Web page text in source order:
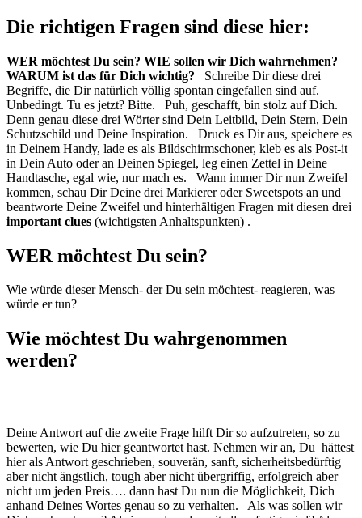
Die richtigen Fragen sind diese hier:
WER möchtest Du sein? WIE sollen wir Dich wahrnehmen?
WARUM ist das für Dich wichtig? Schreibe Dir diese drei
Begriffe, die Dir natürlich völlig spontan eingefallen sind auf.
Unbedingt. Tu es jetzt? Bitte. Puh, geschafft, bin stolz auf Dich.
Denn genau diese drei Wörter sind Dein Leitbild, Dein Stern, Dein
Schutzschild und Deine Inspiration. Druck es Dir aus, speichere es
in Deinem Handy, lade es als Bildschirmschoner, kleb es als Post-it
in Dein Auto oder an Deinen Spiegel, leg einen Zettel in Deine
Handtasche, egal wie, nur mach es. Wann immer Dir nun Zweifel
kommen, schau Dir Deine drei Markierer oder Sweetspots an und
beantworte Deine Zweifel und hinterhältigen Fragen mit diesen drei
important clues (wichtigsten Anhaltspunkten) .
WER möchtest Du sein?
Wie würde dieser Mensch- der Du sein möchtest- reagieren, was
würde er tun?
Wie möchtest Du wahrgenommen
werden?
Deine Antwort auf die zweite Frage hilft Dir so aufzutreten, so zu
bewerten, wie Du hier geantwortet hast. Nehmen wir an, Du hättest
hier als Antwort geschrieben, souverän, sanft, sicherheitsbedürftig
aber nicht ängstlich, tough aber nicht übergriffig, erfolgreich aber
nicht um jeden Preis…. dann hast Du nun die Möglichkeit, Dich
anhand Deines Wortes genau so zu verhalten. Als was sollen wir